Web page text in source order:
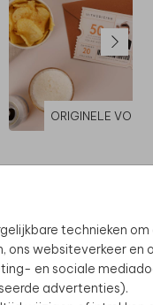
technieken
ons websiteverkeer en
en sociale
advertenties).
ORIGINELE VORM